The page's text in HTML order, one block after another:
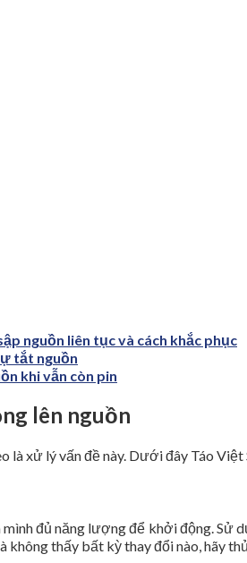
nguồn liên tục và cách khắc phục
tắt nguồn
khi vẫn còn pin
lên nguồn
là xử lý vấn đề này. Dưới đây Táo
đủ năng lượng để khởi động.
thấy bất kỳ thay đổi nào, hãy